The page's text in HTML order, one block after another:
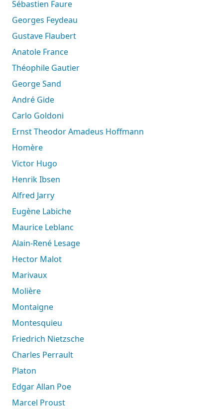
Sébastien Faure
Georges Feydeau
Gustave Flaubert
Anatole France
Théophile Gautier
George Sand
André Gide
Carlo Goldoni
Ernst Theodor Amadeus Hoffmann
Homère
Victor Hugo
Henrik Ibsen
Alfred Jarry
Eugène Labiche
Maurice Leblanc
Alain-René Lesage
Hector Malot
Marivaux
Molière
Montaigne
Montesquieu
Friedrich Nietzsche
Charles Perrault
Platon
Edgar Allan Poe
Marcel Proust